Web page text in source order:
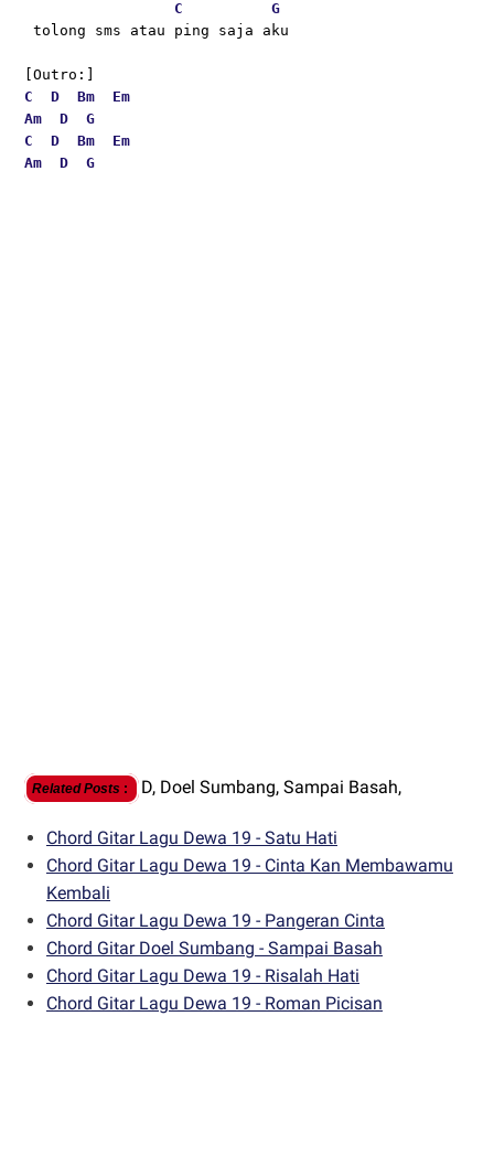
C
G
tolong sms atau ping saja aku
[Outro:]
C
D Bm
Em
Am
D
G
C
D Bm
Em
Am
D G
Related Posts : D, Doel Sumbang, Sampai Basah,
Chord Gitar Lagu Dewa 19 - Satu Hati
Chord Gitar Lagu Dewa 19 - Cinta Kan Membawamu
Kembali
Chord Gitar Lagu Dewa 19 - Pangeran Cinta
Chord Gitar Doel Sumbang - Sampai Basah
Chord Gitar Lagu Dewa 19 - Risalah Hati
Chord Gitar Lagu Dewa 19 - Roman Picisan